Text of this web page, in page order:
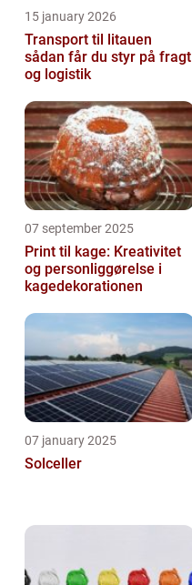
15 january 2026
Transport til litauen
sådan får du styr på fragt
og logistik
07 september 2025
Print til kage: Kreativitet
og personliggørelse i
kagedekorationen
07 january 2025
Solceller